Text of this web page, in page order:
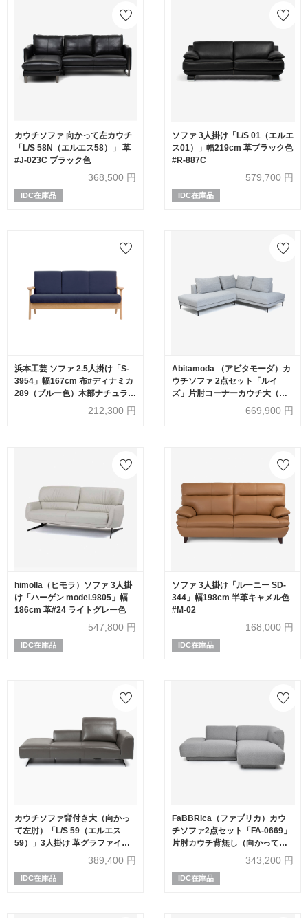
カウチソファ 向かって左カウチ
「L/S 58N（エルエス58）」 革
#J-023C ブラック色
368,500 円
IDC在庫品
ソファ 3人掛け「L/S 01（エルエ
ス01）」幅219cm 革ブラック色
#R-887C
579,700 円
IDC在庫品
浜本工芸 ソファ 2.5人掛け「S-
3954」幅167cm 布#ディナミカ
289（ブルー色）木部ナチュラル
212,300 円
Abitamoda （アビタモーダ）カ
ウチソファ 2点セット「ルイ
ズ」片肘コーナーカウチ大（向
かって右）+カウチ背無小（向か
って左） カバーリング仕様
669,900 円
himolla（ヒモラ）ソファ 3人掛
け「ハーゲン model.9805」幅
186cm 革#24 ライトグレー色
547,800 円
IDC在庫品
ソファ 3人掛け「ルーニー SD-
344」幅198cm 半革キャメル色
#M-02
168,000 円
IDC在庫品
カウチソファ背付き大（向かっ
て左肘）「L/S 59（エルエス
59）」3人掛け 革グラファイト
389,400 円
IDC在庫品
FaBBRica（ファブリカ）カウ
チソファ2点セット「FA-0669」
片肘カウチ背無し（向かって左
肘）+片肘カウチ（向かって右
肘）布#FA-2 FAB-VIS-451 アッ
シュ色
343,200 円
IDC在庫品